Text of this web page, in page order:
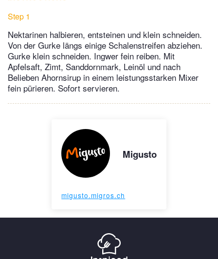
Step 1
Nektarinen halbieren, entsteinen und klein schneiden.
Von der Gurke längs einige Schalenstreifen abziehen.
Gurke klein schneiden. Ingwer fein reiben. Mit
Apfelsaft, Zimt, Sanddornmark, Leinöl und nach
Belieben Ahornsirup in einem leistungsstarken Mixer
fein pürieren. Sofort servieren.
Migusto
migusto.migros.ch